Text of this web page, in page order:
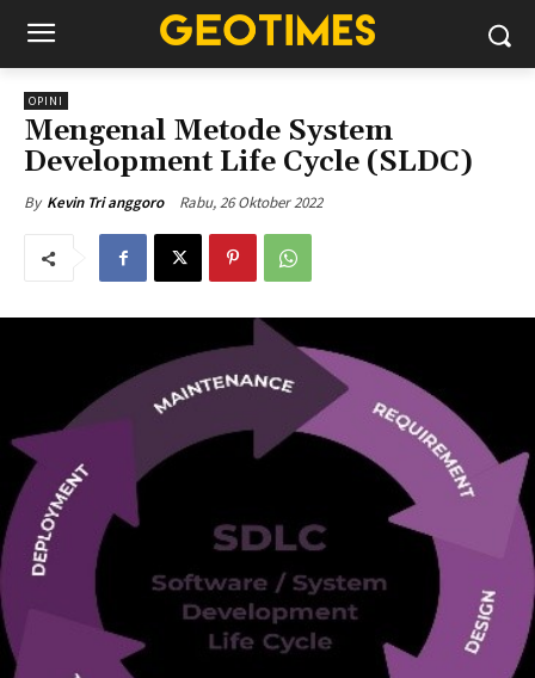
OPINI
Mengenal Metode System
Development Life Cycle (SLDC)
By Kevin Tri anggoro Rabu, 26 Oktober 2022